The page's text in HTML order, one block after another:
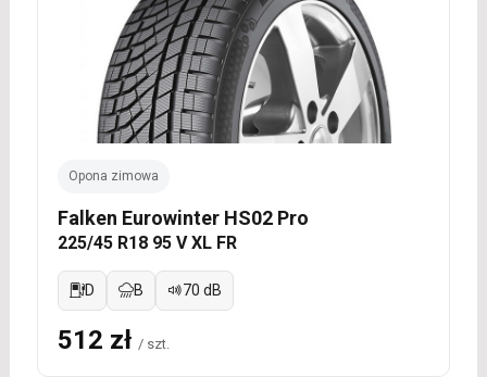
Opona zimowa
Falken Eurowinter HS02 Pro
225/45 R18 95 V XL FR
D B 70 dB
512 zł / szt.